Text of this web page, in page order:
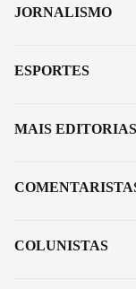
JORNALISMO
ESPORTES
MAIS EDITORIAS
COLUNISTAS